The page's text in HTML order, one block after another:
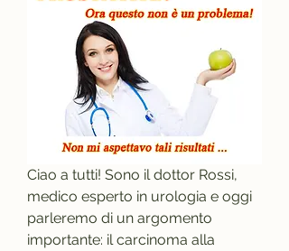
Ciao a tutti! Sono il dottor Rossi,
medico esperto in urologia e oggi
parleremo di un argomento
importante: il carcinoma alla